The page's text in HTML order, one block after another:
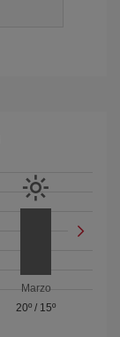
Marzo
20º / 15º